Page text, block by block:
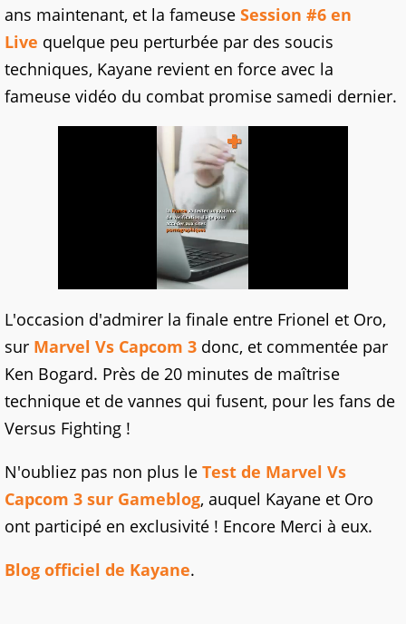
ans maintenant, et la fameuse Session #6 en
Live quelque peu perturbée par des soucis
techniques, Kayane revient en force avec la
fameuse vidéo du combat promise samedi dernier.
L'occasion d'admirer la finale entre Frionel et Oro,
sur Marvel Vs Capcom 3 donc, et commentée par
Ken Bogard. Près de 20 minutes de maîtrise
technique et de vannes qui fusent, pour les fans de
Versus Fighting !
N'oubliez pas non plus le Test de Marvel Vs
Capcom 3 sur Gameblog, auquel Kayane et Oro
ont participé en exclusivité ! Encore Merci à eux.
Blog officiel de Kayane.